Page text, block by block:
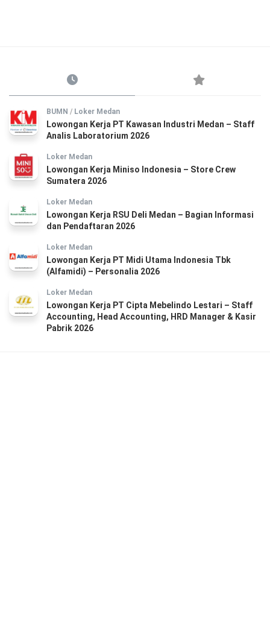
BUMN / Loker Medan
Lowongan Kerja PT Kawasan Industri Medan – Staff
Analis Laboratorium 2026
Loker Medan
Lowongan Kerja Miniso Indonesia – Store Crew
Sumatera 2026
Loker Medan
Lowongan Kerja RSU Deli Medan – Bagian Informasi
dan Pendaftaran 2026
Loker Medan
Lowongan Kerja PT Midi Utama Indonesia Tbk
(Alfamidi) – Personalia 2026
Loker Medan
Lowongan Kerja PT Cipta Mebelindo Lestari – Staff
Accounting, Head Accounting, HRD Manager & Kasir
Pabrik 2026